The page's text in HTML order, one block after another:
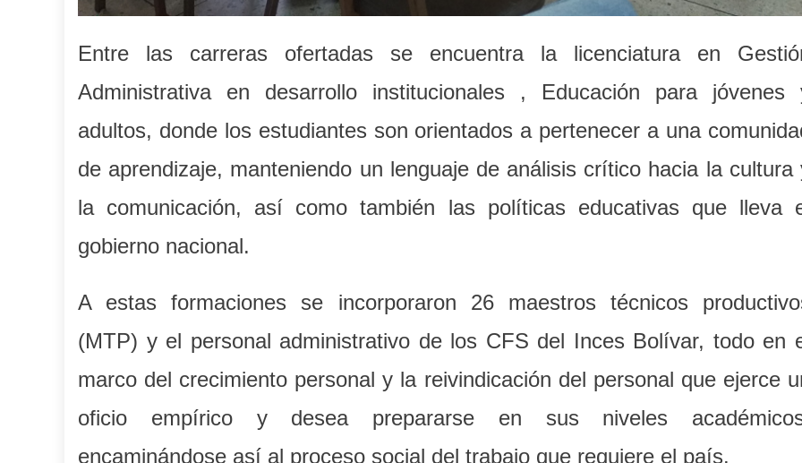
Entre las carreras ofertadas se encuentra la licenciatura en
Administrativa en desarrollo institucionales , Educación para jóvenes
adultos, donde los estudiantes son orientados a pertenecer a una
de aprendizaje, manteniendo un lenguaje de análisis crítico hacia la cultura
la comunicación, así como también las políticas educativas que lleva
gobierno nacional.
A estas formaciones se incorporaron 26 maestros técnicos
(MTP) y el personal administrativo de los CFS del Inces Bolívar, todo en
marco del crecimiento personal y la reivindicación del personal que ejerce
oficio empírico y desea prepararse en sus niveles
encaminándose así al proceso social del trabajo que requiere el país.